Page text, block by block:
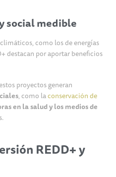
social medible
como los de energías
destacan por aportar beneficios
proyectos generan
, como laconservación de
en la salud y los medios de
REDD+ y